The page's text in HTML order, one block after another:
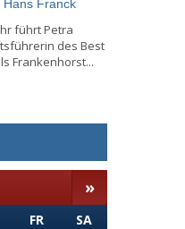
Hans Franck
führt Petra
des Best
Frankenhorst...
»
FR SA